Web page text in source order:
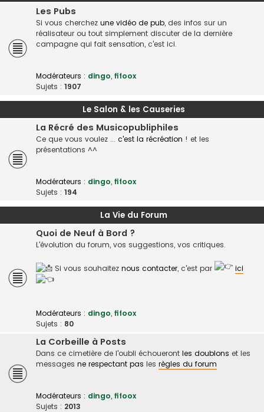
Les Pubs
Si vous cherchez une vidéo de pub, des infos sur un
réalisateur ou tout simplement discuter de la dernière
campagne qui fait sensation, c'est ici.
Modérateurs : dingo, fifoox
Sujets : 1907
Le Salon & les Causeries
La Récré des Musicopubliphiles
Ce que vous voulez ... c'est la récréation ! et les
présentations ^^
Modérateurs : dingo, fifoox
Sujets : 194
La Vie du Forum
Quoi de Neuf à Bord ?
L'évolution du forum, vos suggestions, vos critiques.
Si vous souhaitez nous contacter, c'est par ici
Modérateurs : dingo, fifoox
Sujets : 80
La Corbeille à Posts
Dans ce cimetière de l'oubli échoueront les doublons et les
messages ne respectant pas les règles du forum
Modérateurs : dingo, fifoox
Sujets : 2013